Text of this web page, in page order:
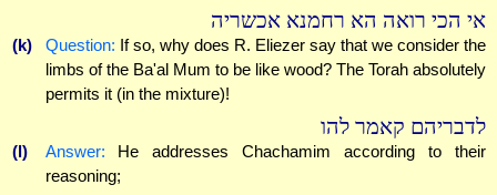
אי הכי רואה הא רחמנא אכשריה
(k) Question: If so, why does R. Eliezer say that we consider the
limbs of the Ba'al Mum to be like wood? The Torah absolutely
permits it (in the mixture)!
לדבריהם קאמר להו
(l) Answer: He addresses Chachamim according to their
reasoning;